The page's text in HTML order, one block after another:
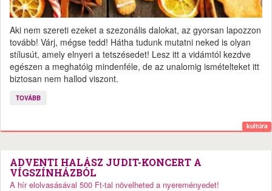
Aki nem szereti ezeket a szezonális dalokat, az gyorsan lapozzon
tovább! Várj, mégse tedd! Hátha tudunk mutatni neked is olyan
stílusút, amely elnyeri a tetszésedet! Lesz itt a vidámtól kezdve
egészen a meghatóig mindenféle, de az unalomig ismételteket itt
biztosan nem hallod viszont.
TOVÁBB
kultúra
ADVENTI HALÁSZ JUDIT-KONCERT A
VÍGSZÍNHÁZBÓL
A hír elolvasásával 500 Ft-tal növelheted a nyereményedet!